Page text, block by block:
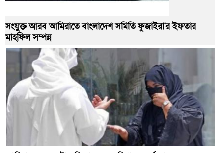
সংযুক্ত আরব আমিরাতে বাংলাদেশ সমিতি ফুজাইরা'র ইফতার
মাহফিল সম্পন্ন